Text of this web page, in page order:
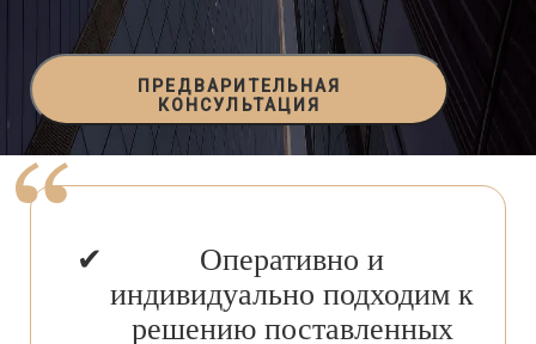
ПРЕДВАРИТЕЛЬНАЯ
КОНСУЛЬТАЦИЯ
Оперативно и
индивидуально подходим к
решению поставленных